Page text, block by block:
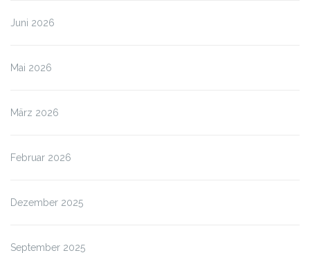
Juni 2026
Mai 2026
März 2026
Februar 2026
Dezember 2025
September 2025